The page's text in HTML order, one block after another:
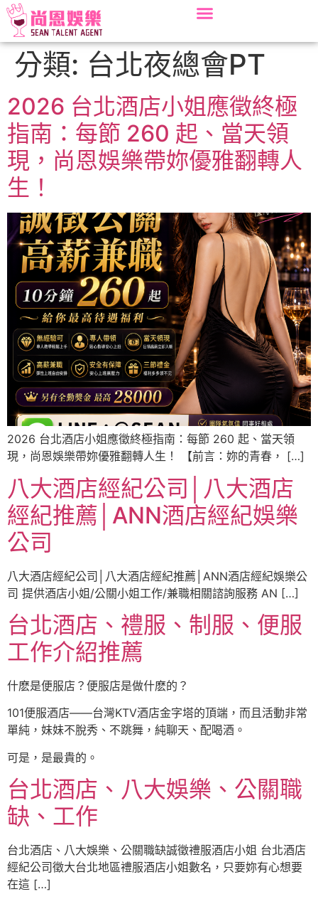
分類: 台北夜總會PT
2026 台北酒店小姐應徵終極
指南：每節 260 起、當天領
現，尚恩娛樂帶妳優雅翻轉人
生！
2026 台北酒店小姐應徵終極指南：每節 260 起、當天領
現，尚恩娛樂帶妳優雅翻轉人生！ 【前言：妳的青春， […]
八大酒店經紀公司│八大酒店
經紀推薦│ANN酒店經紀娛樂
公司
八大酒店經紀公司│八大酒店經紀推薦│ANN酒店經紀娛樂公
司 提供酒店小姐/公關小姐工作/兼職相關諮詢服務 AN […]
台北酒店、禮服、制服、便服
工作介紹推薦
什麽是便服店？便服店是做什麽的？
101便服酒店——台灣KTV酒店金字塔的頂端，而且活動非常
單純，妹妹不脫秀、不跳舞，純聊天、配喝酒。
可是，是最貴的。
台北酒店、八大娛樂、公關職
缺、工作
台北酒店、八大娛樂、公關職缺誠徵禮服酒店小姐 台北酒店
經紀公司徵大台北地區禮服酒店小姐數名，只要妳有心想要
在這 […]